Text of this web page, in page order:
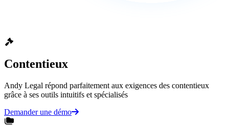
Contentieux
Andy Legal répond parfaitement aux exigences des contentieux
grâce à ses outils intuitifs et spécialisés
Demander une démo